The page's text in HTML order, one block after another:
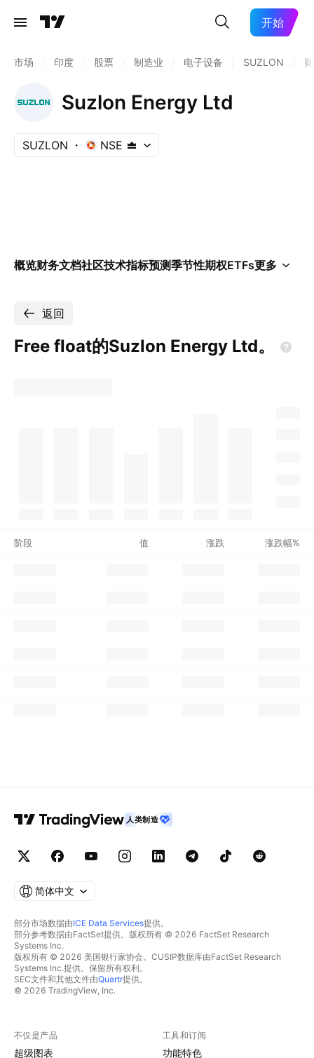
开始
市场 印度 股票 制造业 电子设备 SUZLON
Suzlon Energy Ltd
SUZLON NSE
概览财务文档社区技术指标预测季节性期权ETFs更多
返回
Free float的Suzlon Energy Ltd。
阶段 值 涨跌 涨跌幅%
人类制造
简体中文
部分市场数据由ICE Data Services提供。
部分参考数据由FactSet提供。版权所有 © 2026 FactSet Research
Systems Inc.
版权所有 © 2026 美国银行家协会。CUSIP数据库由FactSet Research
Systems Inc.提供。保留所有权利。
SEC文件和其他文件由Quartr提供。
© 2026 TradingView, Inc.
不仅是产品
超级图表
工具和订阅
功能特色